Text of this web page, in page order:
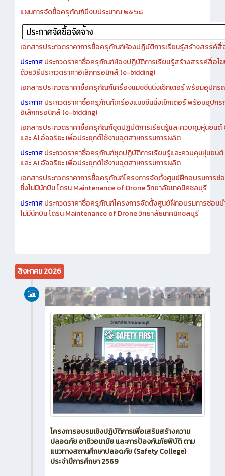
แผนการจัดซื้อครุภัณฑ์ปีงบประมาณ ๒๕๖๘
เอกสารประกวดราคาการซื้อครุภัณฑ์ห้องปฏิบัติการเรียนรู้สร้างสรรค์
ประกาศประกวดราคาซื้อครุภัณฑ์ห้องปฏิบัติการเรียนรู้สร้างสรรค์สื่อโ
ด้วยวิธีประกวดราคาอิเล็กทรอนิกส์ (e-bidding)
เอกสารประกวดราคาซื้อครุภัณฑ์เครื่องแมชชีนนิ่งเซ็กเตอร์ พร้อมอุปก
ประกาศประกวดราคาซื้อครุภัณฑ์เครื่องแมชชีนนิ่งเซ็กเตอร์ พร้อมอุปก
อิเล็กทรอนิกส์ (e-bidding)
เอกสารประกวดราคาซื้อครุภัณฑ์ชุดปฏิบัติการเรียนรู้และควบคุมหุ่นยน
และ AI อัจฉริยะ เพื่อประยุกต์ใช้งานอุตสาหกรรมการผลิต
ประกาศประกวดราคาซื้อครุภัณฑ์ชุดปฏิบัติการเรียนรู้และควบคุมหุ่นยน
และ AI อัจฉริยะ เพื่อประยุกต์ใช้งานอุตสาหกรรมการผลิต
เอกสารประกวดราคาการซื้อครุภัณฑ์โครงการจัดตั้งศูนย์ฝึกอบรมการซ่
ซึ่งไม่มีนักบิน โดรน Maintenance of Drone วิทยาลัยเทคนิคชลบุรี
ประกาศประกวดราคาซื้อครุภัณฑ์โครงการจัดตั้งศูนย์ฝึกอบรมการซ่อมบ
ไม่มีนักบิน โดรน Maintenance of Drone วิทยาลัยเทคนิคชลบุรี
สิงหาคม 2026
31 นาที ที่ผ่านมา
News
โครงการอบรมเชิงปฏิบัติการเพื่อเสริมสร้างความ
ปลอดภัย อาชีวอนามัย และการป้องกันภัยพิบัติ ตาม
แนวทางสถานศึกษาปลอดภัย (Safety College)
ประจำปีการศึกษา 2569